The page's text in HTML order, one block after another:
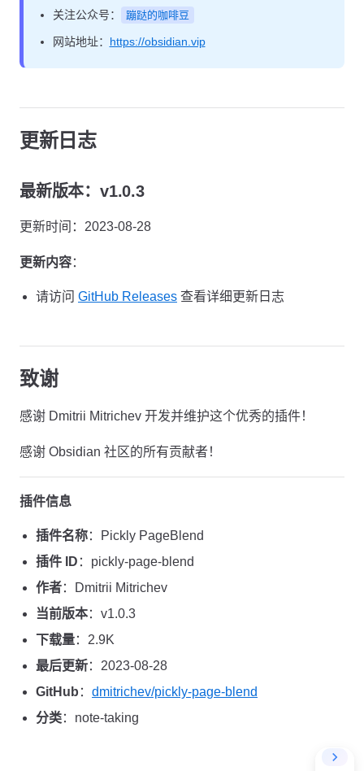
关注公众号：
蹦跶的咖啡豆
网站地址： https://obsidian.vip
更新日志
最新版本：v1.0.3
更新时间：2023-08-28
更新内容：
请访问 GitHub Releases 查看详细更新日志
致谢
感谢 Dmitrii Mitrichev 开发并维护这个优秀的插件！
感谢 Obsidian 社区的所有贡献者！
插件信息
插件名称：Pickly PageBlend
插件 ID ：pickly-page-blend
作者：Dmitrii Mitrichev
当前版本：v1.0.3
下载量：2.9K
最后更新：2023-08-28
GitHub ： dmitrichev/pickly-page-blend
分类：note-taking